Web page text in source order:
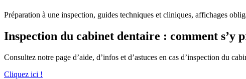
Préparation à une inspection, guides techniques et cliniques, affichages
Inspection du cabinet dentaire : comment s’y
Consultez notre page d’aide, d’infos et d’astuces en cas d’inspection du
Cliquez ici !